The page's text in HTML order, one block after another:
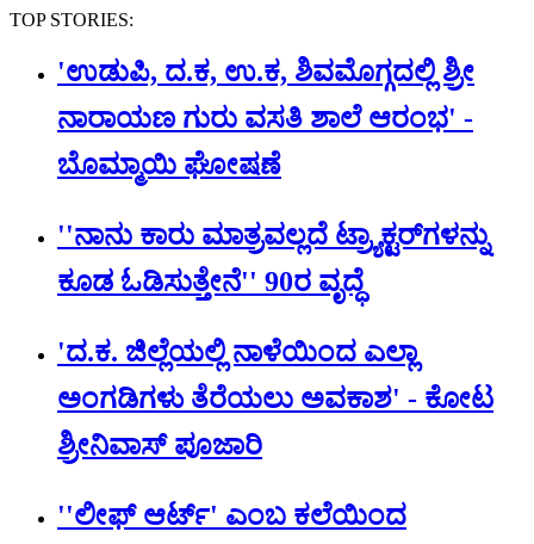
TOP STORIES:
'ಉಡುಪಿ, ದ.ಕ, ಉ.ಕ, ಶಿವಮೊಗ್ಗದಲ್ಲಿ ಶ್ರೀ
ನಾರಾಯಣ ಗುರು ವಸತಿ ಶಾಲೆ ಆರಂಭ' -
ಬೊಮ್ಮಾಯಿ ಘೋಷಣೆ
''ನಾನು ಕಾರು ಮಾತ್ರವಲ್ಲದೆ ಟ್ರ್ಯಾಕ್ಟರ್​ಗಳನ್ನು
ಕೂಡ ಓಡಿಸುತ್ತೇನೆ'' 90ರ ವೃದ್ಧೆ
'ದ.ಕ. ಜಿಲ್ಲೆಯಲ್ಲಿ ನಾಳೆಯಿಂದ ಎಲ್ಲಾ
ಅಂಗಡಿಗಳು ತೆರೆಯಲು ಅವಕಾಶ' - ಕೋಟ
ಶ್ರೀನಿವಾಸ್ ಪೂಜಾರಿ
''ಲೀಫ್ ಆರ್ಟ್' ಎಂಬ ಕಲೆಯಿಂದ